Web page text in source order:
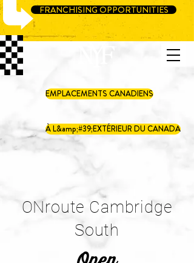
FRANCHISING OPPORTUNITIES
EMPLACEMENTS CANADIENS
À L&amp;#39;EXTÉRIEUR DU CANADA
ONroute Cambridge
South